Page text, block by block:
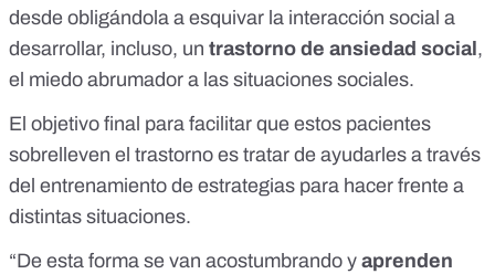
desde obligándola a esquivar la interacción social a
desarrollar, incluso, un trastorno de ansiedad social ,
el miedo abrumador a las situaciones sociales.
El objetivo final para facilitar que estos pacientes
sobrelleven el trastorno es tratar de ayudarles a través
del entrenamiento de estrategias para hacer frente a
distintas situaciones.
“De esta forma se van acostumbrando y aprenden